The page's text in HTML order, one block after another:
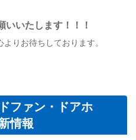
いいたします！！！
りお待ちしております。
ファン・ドアホ
情報